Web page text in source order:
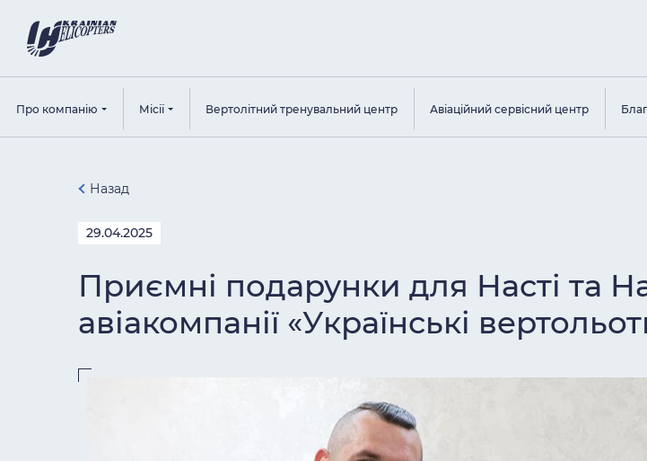
Про компанію Місії Вертолітний тренувальний центр Авіаційний сервісний центр
Назад
29.04.2025
Приємні подарунки для Насті та
авіакомпанії «Українські